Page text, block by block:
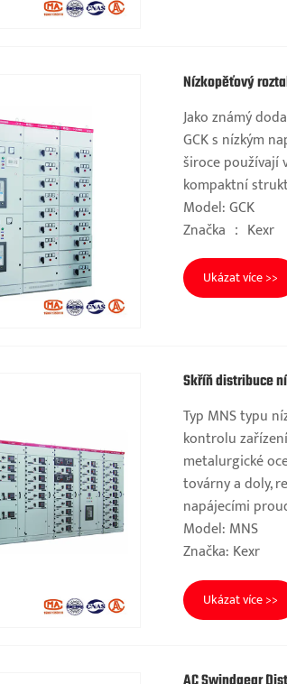
Nízkopěťový
Jako známý
GCK s nízkým
široce používají
kompaktní
Model: GCK
Značka ： Kexr
Ukázat více >>
Skříň distribuce
Typ MNS typu
kontrolu
metalurgické
továrny a doly,
napájecími
Model: MNS
Značka: Kexr
Ukázat více >>